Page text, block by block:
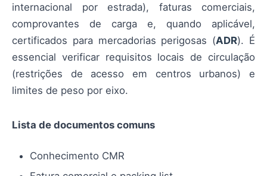
internacional por estrada), faturas comerciais,
comprovantes de carga e, quando aplicável,
certificados para mercadorias perigosas (ADR). É
essencial verificar requisitos locais de circulação
(restrições de acesso em centros urbanos) e
limites de peso por eixo.
Lista de documentos comuns
Conhecimento CMR